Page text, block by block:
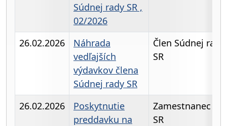
Súdnej rady SR ,
02/2026
26.02.2026
Náhrada
vedľajších
výdavkov člena
Súdnej rady SR
Člen Súdnej rady
SR
26.02.2026
Poskytnutie
preddavku na
Zamestnanec
SR